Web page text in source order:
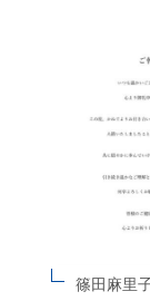
篠田麻里